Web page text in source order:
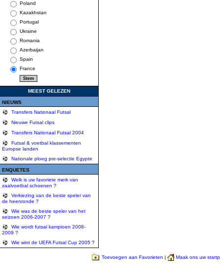
Poland
Kazakhstan
Portugal
Ukraine
Romania
Azerbaijan
Spain
France
MEEST GELEZEN
NIEUWS
Transfers Nationaal Futsal
Nieuwe Futsal clips
Transfers Nationaal Futsal 2004
Futsal & voetbal klassementen
Europse landen
Nationale ploeg pre-selectie Egypte
ENQUETES
Welk is uw favoriete merk van
zaalvoetbal schoenen ?
Verkiezing van de beste speler van
de heenronde ?
Wie was de beste speler van het
seizoen 2006-2007 ?
Wie wordt futsal kampioen 2008-
2009 ?
Wie wint de UEFA Futsal Cup 2005 ?
Toevoegen aan Favorieten | Maak ons uw